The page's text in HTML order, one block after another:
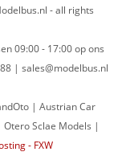
- all rights
09:00 - 17:00 op ons
| sales@modelbus.nl
| Austrian Car
Sclae Models |
- FXW